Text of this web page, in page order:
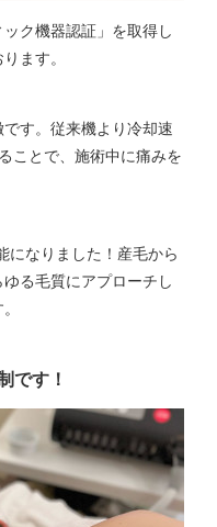
ク機器認証」を取得し
ます。
す。従来機より冷却速
ことで、施術中に痛みを
になりました！産毛から
る毛質にアプローチし
です！